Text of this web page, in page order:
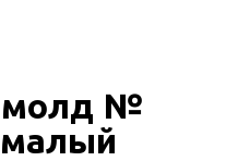
молд №